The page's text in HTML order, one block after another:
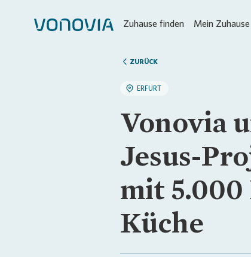
Zuhause finden Mein Zuhause
ZURÜCK
ERFURT
Vonovia
Jesus-
mit
Küche